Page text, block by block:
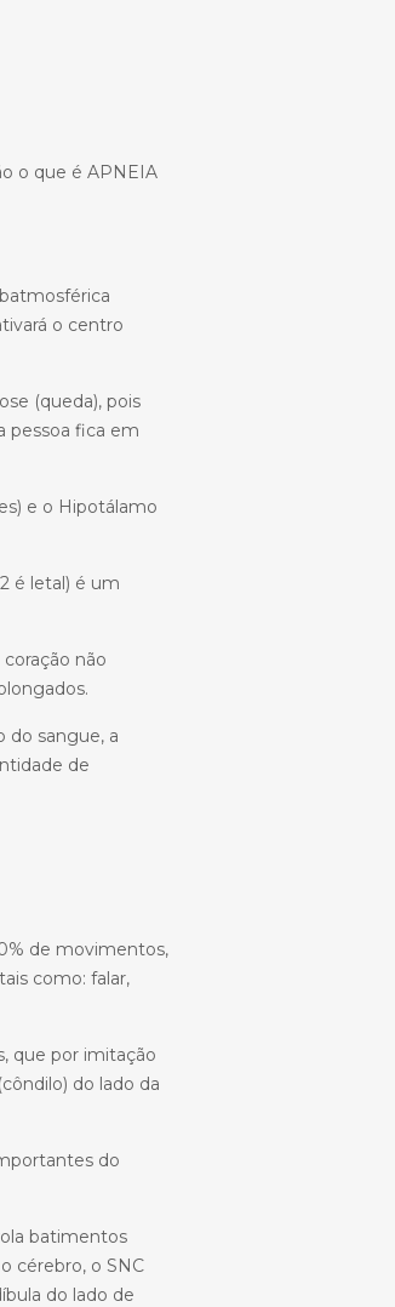
o que é APNEIA
o centro
(queda), pois
pessoa fica em
e o Hipotálamo
é letal) é um
não
do sangue, a
de
de movimentos,
como: falar,
que por imitação
do lado da
do
batimentos
cérebro, o SNC
do lado de